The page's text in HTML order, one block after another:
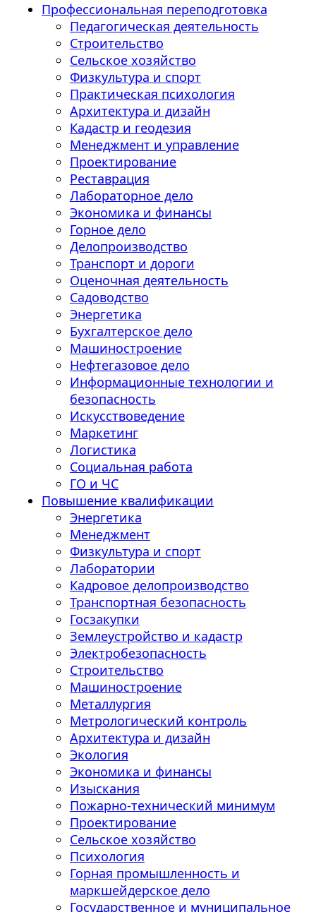
Профессиональная переподготовка
Педагогическая деятельность
Строительство
Сельское хозяйство
Физкультура и спорт
Практическая психология
Архитектура и дизайн
Кадастр и геодезия
Менеджмент и управление
Проектирование
Реставрация
Лабораторное дело
Экономика и финансы
Горное дело
Делопроизводство
Транспорт и дороги
Оценочная деятельность
Садоводство
Энергетика
Бухгалтерское дело
Машиностроение
Нефтегазовое дело
Информационные технологии и
безопасность
Искусствоведение
Маркетинг
Логистика
Социальная работа
ГО и ЧС
Повышение квалификации
Энергетика
Менеджмент
Физкультура и спорт
Лаборатории
Кадровое делопроизводство
Транспортная безопасность
Госзакупки
Землеустройство и кадастр
Электробезопасность
Строительство
Машиностроение
Металлургия
Метрологический контроль
Архитектура и дизайн
Экология
Экономика и финансы
Изыскания
Пожарно-технический минимум
Проектирование
Сельское хозяйство
Психология
Горная промышленность и
маркшейдерское дело
Государственное и муниципальное